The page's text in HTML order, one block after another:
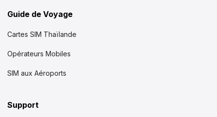
Guide de Voyage
Cartes SIM Thaïlande
Opérateurs Mobiles
SIM aux Aéroports
Support